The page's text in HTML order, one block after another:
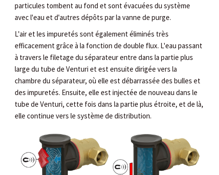
particules tombent au fond et sont évacuées du système
avec l'eau et d'autres dépôts par la vanne de purge.
L'air et les impuretés sont également éliminés très
efficacement grâce à la fonction de double flux. L'eau passant
à travers le filetage du séparateur entre dans la partie plus
large du tube de Venturi et est ensuite dirigée vers la
chambre du séparateur, où elle est débarrassée des bulles et
des impuretés. Ensuite, elle est injectée de nouveau dans le
tube de Venturi, cette fois dans la partie plus étroite, et de là,
elle continue vers le système de distribution.